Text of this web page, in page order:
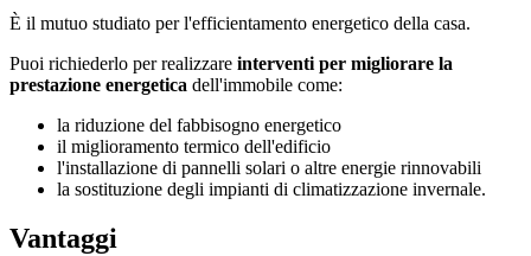
È il mutuo studiato per l'efficientamento energetico della casa.
Puoi richiederlo per realizzare interventi per migliorare la
prestazione energetica dell'immobile come:
la riduzione del fabbisogno energetico
il miglioramento termico dell'edificio
l'installazione di pannelli solari o altre energie rinnovabili
la sostituzione degli impianti di climatizzazione invernale.
Vantaggi